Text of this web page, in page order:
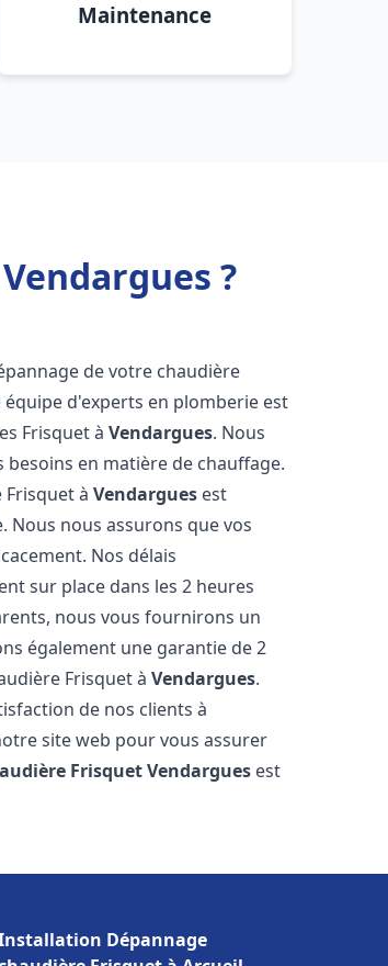
Maintenance
?
de votre chaudière
d'experts en plomberie est
Frisquet àVendargues. Nous
en matière de chauffage.
Frisquet àVendargues est
nous assurons que vos
Nos délais
sur place dans les 2 heures
nous vous fournirons un
également une garantie de 2
Frisquet àVendargues.
de nos clients à
site web pour vous assurer
FrisquetVendargues est
Dépannage